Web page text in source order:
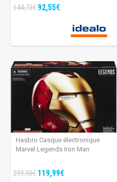
144,73€ 92,55€
Hasbro Casque électronique
Marvel Legends Iron Man
299,90€ 119,99€